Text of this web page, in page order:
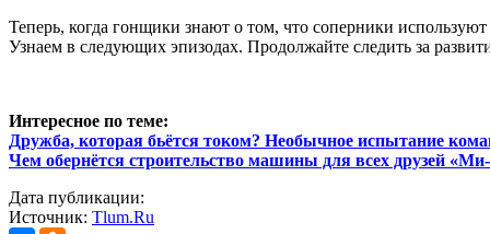
Теперь, когда гонщики знают о том, что соперники
Узнаем в следующих эпизодах. Продолжайте следить за
Интересное по теме:
Дружба, которая бьётся током? Необычное испытание
Чем обернётся строительство машины для всех друзей
Дата публикации:
Источник: Tlum.Ru